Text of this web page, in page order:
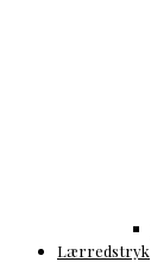
Lærredstryk